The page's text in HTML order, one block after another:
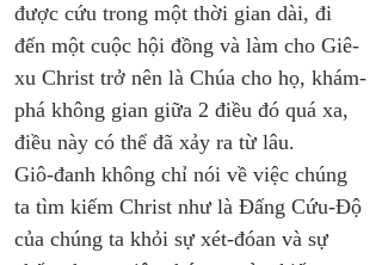
được cứu trong một thời gian dài, đi
đến một cuộc hội đồng và làm cho Giê-
xu Christ trở nên là Chúa cho họ, khám-
phá không gian giữa 2 điều đó quá xa,
điều này có thể đã xảy ra từ lâu.
Giô-đanh không chỉ nói về việc chúng
ta tìm kiếm Christ như là Đấng Cứu-Độ
của chúng ta khỏi sự xét-đóan và sự